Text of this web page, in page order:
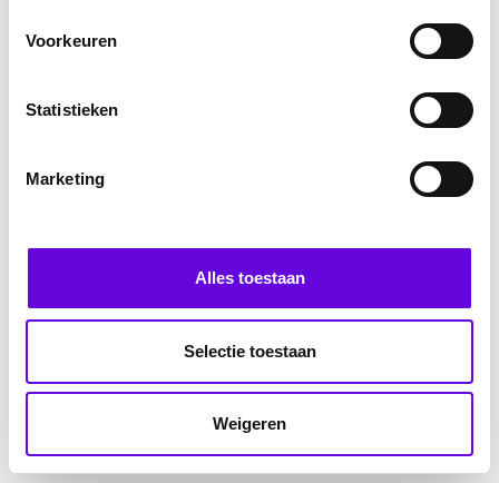
Voorkeuren
Statistieken
Marketing
Alles toestaan
Selectie toestaan
Weigeren